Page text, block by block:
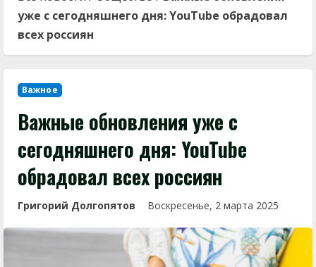
уже с сегодняшнего дня: YouTube обрадовал
всех россиян
Важное
Важные обновления уже с
сегодняшнего дня: YouTube
обрадовал всех россиян
Григорий Долгопятов Воскресенье, 2 марта 2025